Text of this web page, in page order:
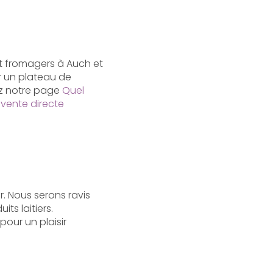
fromagers à Auch et
un plateau de
notre page Quel
vente directe
serons ravis
laitiers.
pour un plaisir